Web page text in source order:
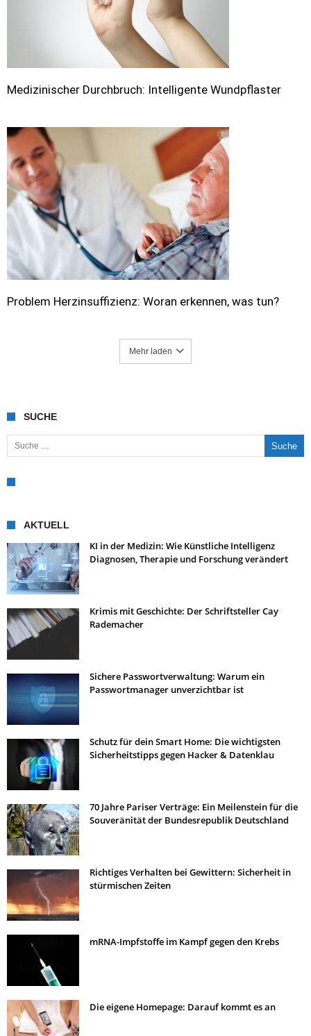
Medizinischer Durchbruch: Intelligente Wundpflaster
Problem Herzinsuffizienz: Woran erkennen, was tun?
Mehr laden
SUCHE
Suche nach:
AKTUELL
KI in der Medizin: Wie Künstliche Intelligenz
Diagnosen, Therapie und Forschung verändert
Krimis mit Geschichte: Der Schriftsteller Cay
Rademacher
Sichere Passwortverwaltung: Warum ein
Passwortmanager unverzichtbar ist
Schutz für dein Smart Home: Die wichtigsten
Sicherheitstipps gegen Hacker & Datenklau
70 Jahre Pariser Verträge: Ein Meilenstein für die
Souveränität der Bundesrepublik Deutschland
Richtiges Verhalten bei Gewittern: Sicherheit in
stürmischen Zeiten
mRNA-Impfstoffe im Kampf gegen den Krebs
Die eigene Homepage: Darauf kommt es an